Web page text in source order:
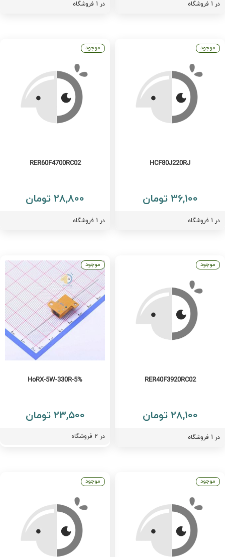
HCF80J220RJ
36,100 تومان
موجود
RER60F4700RC02
28,800 تومان
موجود
RER40F3920RC02
28,100 تومان
موجود
HoRX-5W-330R-5%
23,500 تومان
2 فروشگاه
موجود
موجود موجود